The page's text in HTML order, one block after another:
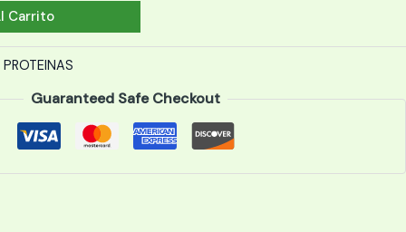
Carrito
PROTEINAS
Guaranteed Safe Checkout